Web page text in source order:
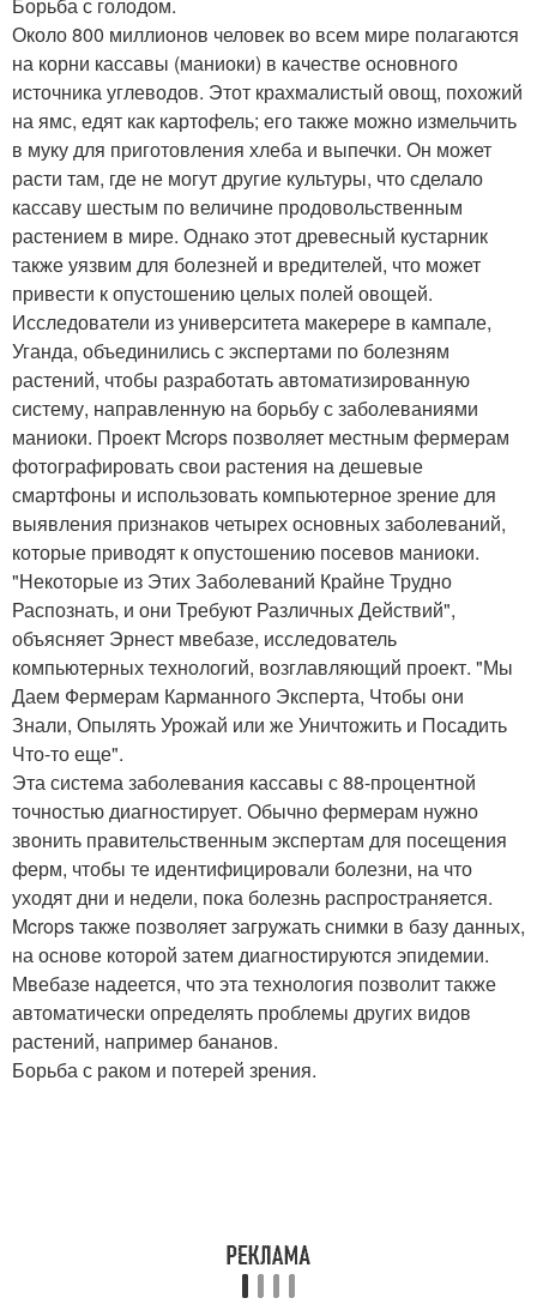
Борьба с голодом.
Около 800 миллионов человек во всем мире полагаются
на корни кассавы (маниоки) в качестве основного
источника углеводов. Этот крахмалистый овощ, похожий
на ямс, едят как картофель; его также можно измельчить
в муку для приготовления хлеба и выпечки. Он может
расти там, где не могут другие культуры, что сделало
кассаву шестым по величине продовольственным
растением в мире. Однако этот древесный кустарник
также уязвим для болезней и вредителей, что может
привести к опустошению целых полей овощей.
Исследователи из университета макерере в кампале,
Уганда, объединились с экспертами по болезням
растений, чтобы разработать автоматизированную
систему, направленную на борьбу с заболеваниями
маниоки. Проект Mcrops позволяет местным фермерам
фотографировать свои растения на дешевые
смартфоны и использовать компьютерное зрение для
выявления признаков четырех основных заболеваний,
которые приводят к опустошению посевов маниоки.
"Некоторые из Этих Заболеваний Крайне Трудно
Распознать, и они Требуют Различных Действий",
объясняет Эрнест мвебазе, исследователь
компьютерных технологий, возглавляющий проект. "Мы
Даем Фермерам Карманного Эксперта, Чтобы они
Знали, Опылять Урожай или же Уничтожить и Посадить
Что-то еще".
Эта система заболевания кассавы с 88-процентной
точностью диагностирует. Обычно фермерам нужно
звонить правительственным экспертам для посещения
ферм, чтобы те идентифицировали болезни, на что
уходят дни и недели, пока болезнь распространяется.
Mcrops также позволяет загружать снимки в базу данных,
на основе которой затем диагностируются эпидемии.
Мвебазе надеется, что эта технология позволит также
автоматически определять проблемы других видов
растений, например бананов.
Борьба с раком и потерей зрения.